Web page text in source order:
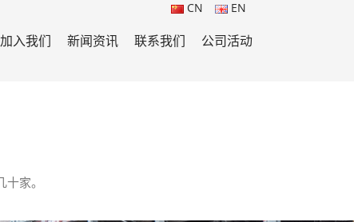
CN EN
加入我们 新闻资讯 联系我们 公司活动
家。